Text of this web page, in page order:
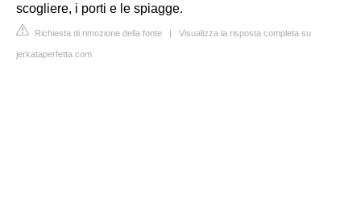
scogliere, i porti e le spiagge.
Richiesta di rimozione della fonte | Visualizza la risposta completa su
jerkataperfetta.com